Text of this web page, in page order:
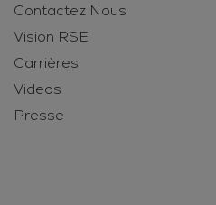
Contactez Nous
Vision RSE
Carrières
Videos
Presse